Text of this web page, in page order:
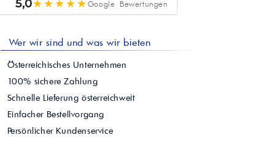
5,0★★★★★Google Bewertungen
Wer wir sind und was wir bieten
Österreichisches Unternehmen
100% sichere Zahlung
Schnelle Lieferung österreichweit
Einfacher Bestellvorgang
Persönlicher Kundenservice